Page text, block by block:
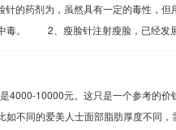
药剂为，虽然具有一定的毒性，但
毒。 2、瘦脸针注射瘦脸，已经发
10000元。这只是一个参考的价
如不同的爱美人士面部脂肪厚度不同，